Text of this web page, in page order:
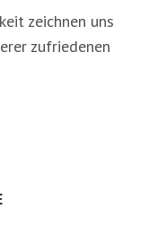
zeichnen uns
zufriedenen